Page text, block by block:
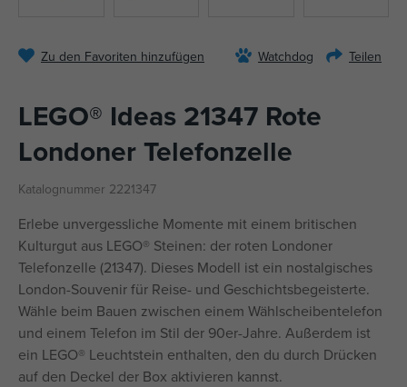
Zu den Favoriten hinzufügen Watchdog Teilen
LEGO® Ideas 21347 Rote
Londoner Telefonzelle
Katalognummer 2221347
Erlebe unvergessliche Momente mit einem britischen
Kulturgut aus LEGO® Steinen: der roten Londoner
Telefonzelle (21347). Dieses Modell ist ein nostalgisches
London-Souvenir für Reise- und Geschichtsbegeisterte.
Wähle beim Bauen zwischen einem Wählscheibentelefon
und einem Telefon im Stil der 90er-Jahre. Außerdem ist
ein LEGO® Leuchtstein enthalten, den du durch Drücken
auf den Deckel der Box aktivieren kannst.